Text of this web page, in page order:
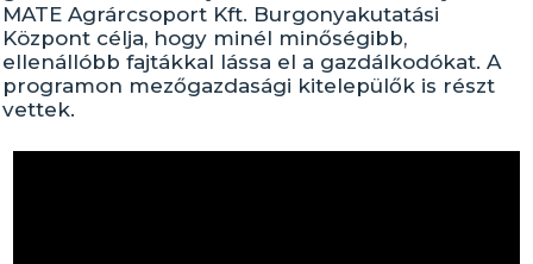
MATE Agrárcsoport Kft. Burgonyakutatási
Központ célja, hogy minél minőségibb,
ellenállóbb fajtákkal lássa el a gazdálkodókat. A
programon mezőgazdasági kitelepülők is részt
vettek.